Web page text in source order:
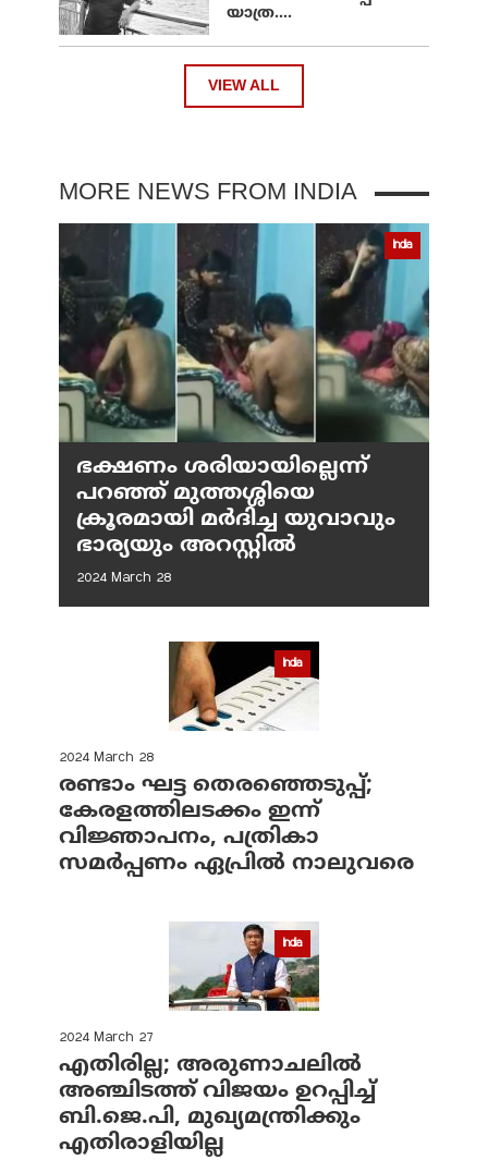
യാത്ര....
VIEW ALL
MORE NEWS FROM INDIA
India
ഭക്ഷണം ശരിയായില്ലെന്ന്
പറഞ്ഞ് മുത്തശ്ശിയെ
ക്രൂരമായി മര്‍ദിച്ച യുവാവും
ഭാര്യയും അറസ്റ്റില്‍
2024 March 28
India
2024 March 28
രണ്ടാം ഘട്ട തെരഞ്ഞെടുപ്പ്;
കേരളത്തിലടക്കം ഇന്ന്
വിജ്ഞാപനം, പത്രികാ
സമര്‍പ്പണം ഏപ്രില്‍ നാലുവരെ
India
2024 March 27
എതിരില്ല; അരുണാചലില്‍
അഞ്ചിടത്ത് വിജയം ഉറപ്പിച്ച്
ബി.ജെ.പി, മുഖ്യമന്ത്രിക്കും
എതിരാളിയില്ല